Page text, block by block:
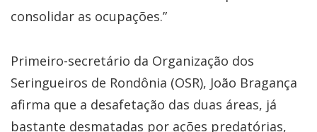
consolidar as ocupações.”
Primeiro-secretário da Organização dos
Seringueiros de Rondônia (OSR), João Bragança
afirma que a desafetação das duas áreas, já
bastante desmatadas por ações predatórias,